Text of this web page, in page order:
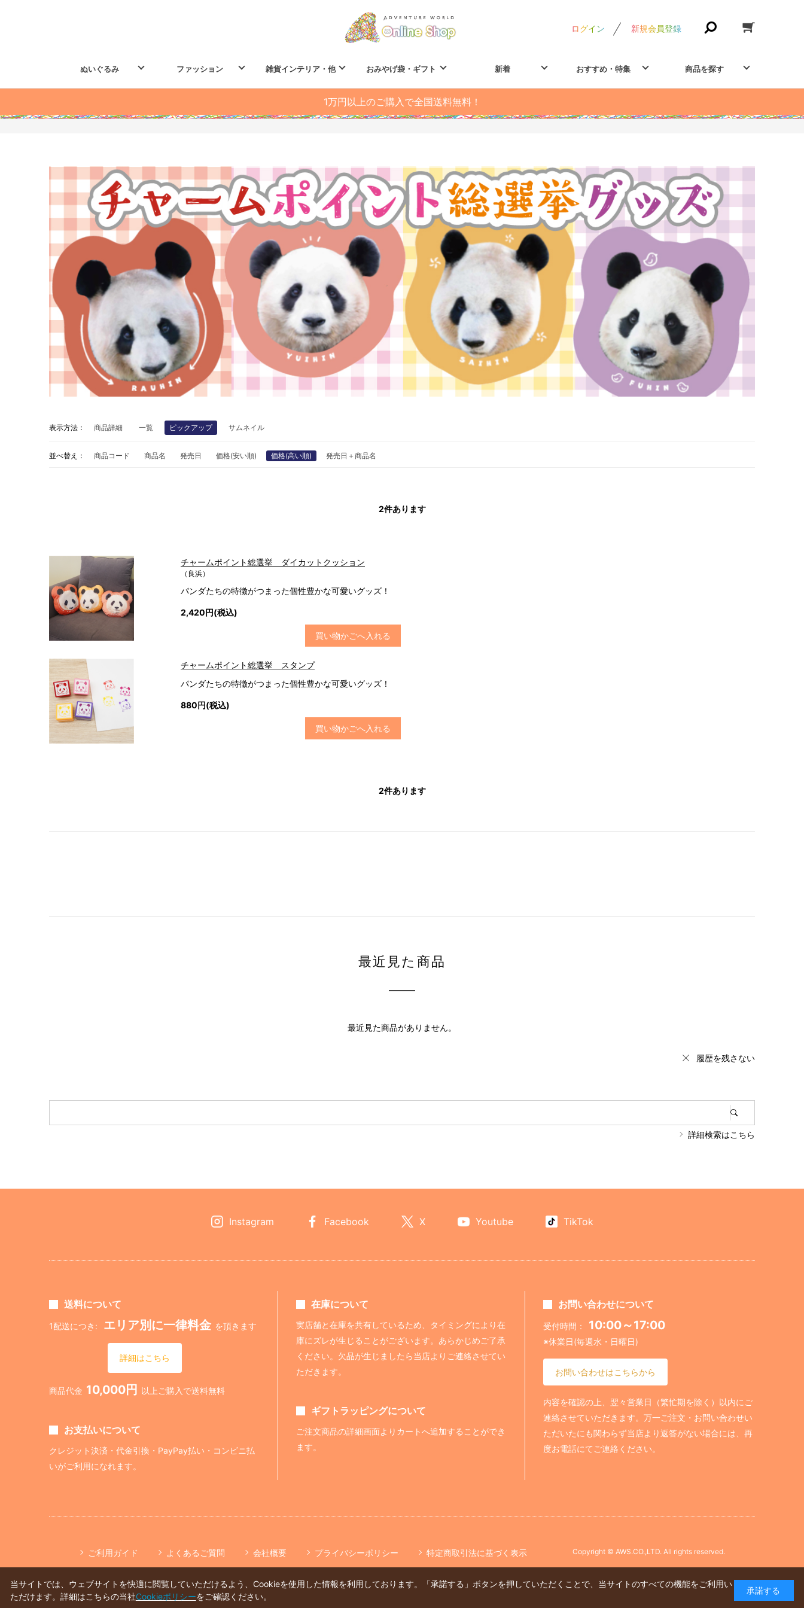
ログイン 新規会員登録
ぬいぐるみ ファッション 雑貨インテリア・他 おみやげ袋・ギフト 新着 おすすめ・特集 商品を探す
1万円以上のご購入で全国送料無料！
表示方法： 商品詳細 一覧 ピックアップ サムネイル
並べ替え： 商品コード 商品名 発売日 価格(安い順) 価格(高い順) 発売日＋商品名
2件あります
チャームポイント総選挙 ダイカットクッション
（良浜）
パンダたちの特徴がつまった個性豊かな可愛いグッズ！
2,420円(税込)
買い物かごへ入れる
チャームポイント総選挙 スタンプ
パンダたちの特徴がつまった個性豊かな可愛いグッズ！
880円(税込)
買い物かごへ入れる
2件あります
最近見た商品
最近見た商品がありません。
履歴を残さない
詳細検索はこちら
Instagram Facebook X Youtube TikTok
送料について
1配送につき: エリア別に一律料金 を頂きます
詳細はこちら
商品代金 10,000円 以上ご購入で送料無料
お支払いについて
クレジット決済・代金引換・PayPay払い・コンビニ払
いがご利用になれます。
在庫について
実店舗と在庫を共有しているため、タイミングにより在
庫にズレが生じることがございます。あらかじめご了承
ください。欠品が生じましたら当店よりご連絡させてい
ただきます。
ギフトラッピングについて
ご注文商品の詳細画面よりカートへ追加することができ
ます。
お問い合わせについて
受付時間： 10:00～17:00
※休業日(毎週水・日曜日)
お問い合わせはこちらから
内容を確認の上、翌々営業日（繁忙期を除く）以内にご
連絡させていただきます。万一ご注文・お問い合わせい
ただいたにも関わらず当店より返答がない場合には、再
度お電話にてご連絡ください。
ご利用ガイド よくあるご質問 会社概要 プライバシーポリシー 特定商取引法に基づく表示 Copyright © AWS.CO.,LTD. All rights reserved.
当サイトでは、ウェブサイトを快適に閲覧していただけるよう、Cookieを使用した情報を利用しております。「承諾する」ボタンを押していただくことで、当サイトのすべての機能をご利用い
ただけます。詳細はこちらの当社Cookieポリシーをご確認ください。
承諾する